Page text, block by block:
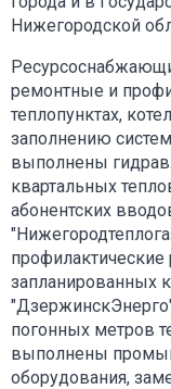
Нижегородской
ремонтные и
теплопунктах,
заполнению
выполнены
квартальных
абонентских
запланированных
погонных метров
выполнены
оборудования,